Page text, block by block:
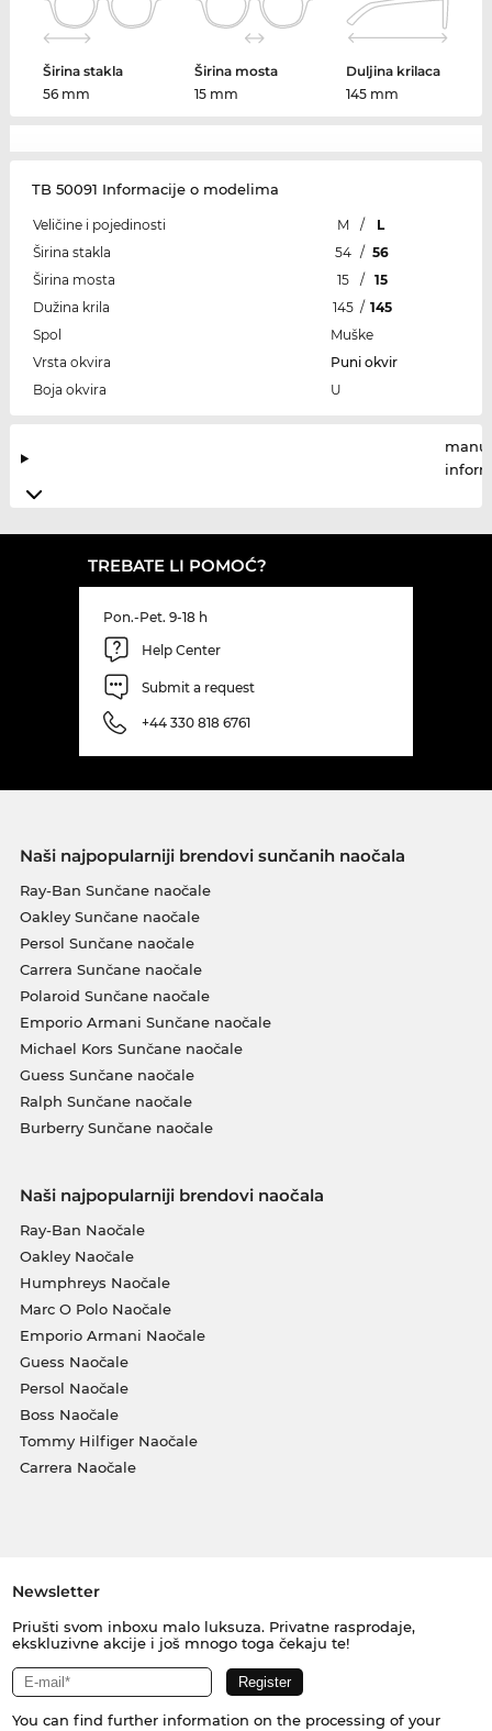
Širina stakla
56 mm
Širina mosta
15 mm
Duljina krilaca
145 mm
TB 50091 Informacije o modelima
Veličine i pojedinosti M /
L
Širina stakla
54 / 56
Širina mosta
15 /
15
Dužina krila
145 / 145
Spol
Muške
Vrsta okvira
Puni okvir
Boja okvira
U
TREBATE LI POMOĆ?
Pon.-Pet. 9-18 h
Help Center
Submit a request
+44 330 818 6761
Naši najpopularniji brendovi sunčanih naočala
Ray-Ban Sunčane naočale
Oakley Sunčane naočale
Persol Sunčane naočale
Carrera Sunčane naočale
Polaroid Sunčane naočale
Emporio Armani Sunčane naočale
Michael Kors Sunčane naočale
Guess Sunčane naočale
Ralph Sunčane naočale
Burberry Sunčane naočale
Naši najpopularniji brendovi naočala
Ray-Ban Naočale
Oakley Naočale
Humphreys Naočale
Marc O Polo Naočale
Emporio Armani Naočale
Guess Naočale
Persol Naočale
Boss Naočale
Tommy Hilfiger Naočale
Carrera Naočale
Newsletter
Priušti svom inboxu malo luksuza. Privatne rasprodaje,
ekskluzivne akcije i još mnogo toga čekaju te!
You can find further information on the processing of your